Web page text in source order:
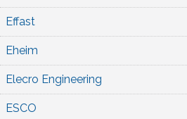
Effast
Eheim
Elecro Engineering
ESCO